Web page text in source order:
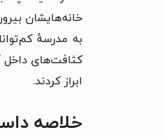
خانه‌هایشان
به مدرسهٔ
ابراز کردند.
خلاصه